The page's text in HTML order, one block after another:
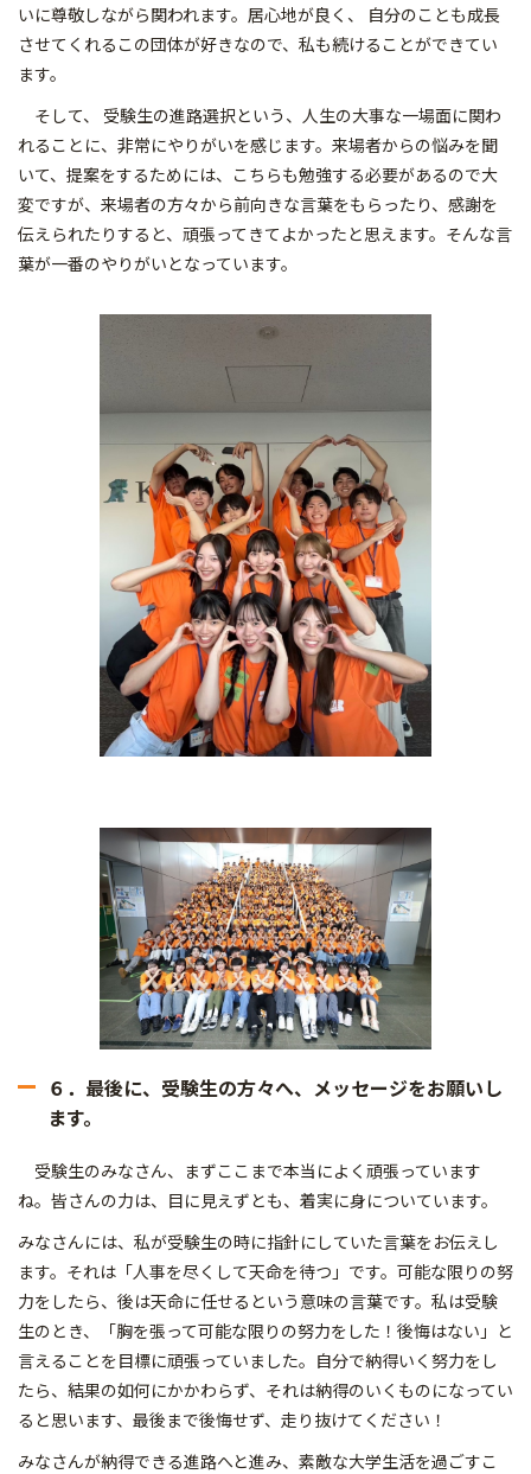
いに尊敬しながら関われます。居心地が良く、 自分のことも成長
させてくれるこの団体が好きなので、私も続けることができてい
ます。
そして、 受験生の進路選択という、人生の大事な一場面に関わ
れることに、非常にやりがいを感じます。来場者からの悩みを聞
いて、提案をするためには、こちらも勉強する必要があるので大
変ですが、来場者の方々から前向きな言葉をもらったり、感謝を
伝えられたりすると、頑張ってきてよかったと思えます。そんな言
葉が一番のやりがいとなっています。
６．最後に、受験生の方々へ、メッセージをお願いし
ます。
受験生のみなさん、まずここまで本当によく頑張っています
ね。皆さんの力は、目に見えずとも、着実に身についています。
みなさんには、私が受験生の時に指針にしていた言葉をお伝えし
ます。それは「人事を尽くして天命を待つ」です。可能な限りの努
力をしたら、後は天命に任せるという意味の言葉です。私は受験
生のとき、「胸を張って可能な限りの努力をした！後悔はない」と
言えることを目標に頑張っていました。自分で納得いく努力をし
たら、結果の如何にかかわらず、それは納得のいくものになってい
ると思います、最後まで後悔せず、走り抜けてください！
みなさんが納得できる進路へと進み、素敵な大学生活を過ごすこ